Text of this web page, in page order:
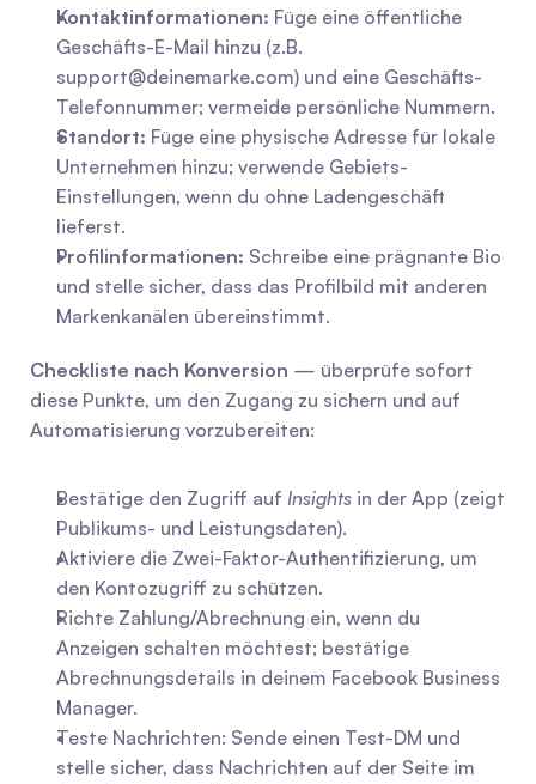
Kontaktinformationen: Füge eine öffentliche
support@deinemarke.com) und eine Geschäfts-
Telefonnummer; vermeide persönliche Nummern.
Standort: Füge eine physische Adresse für lokale
Unternehmen hinzu; verwende Gebiets-
Einstellungen, wenn du ohne Ladengeschäft
lieferst.
Profilinformationen: Schreibe eine prägnante Bio
und stelle sicher, dass das Profilbild mit anderen
Markenkanälen übereinstimmt.
Checkliste nach Konversion — überprüfe sofort
diese Punkte, um den Zugang zu sichern und auf
Automatisierung vorzubereiten:
Bestätige den Zugriff auf Insights in der App (zeigt
Publikums- und Leistungsdaten).
Aktiviere die Zwei-Faktor-Authentifizierung, um
den Kontozugriff zu schützen.
Richte Zahlung/Abrechnung ein, wenn du
Anzeigen schalten möchtest; bestätige
Abrechnungsdetails in deinem Facebook Business
Manager.
Teste Nachrichten: Sende einen Test-DM und
stelle sicher, dass Nachrichten auf der Seite im